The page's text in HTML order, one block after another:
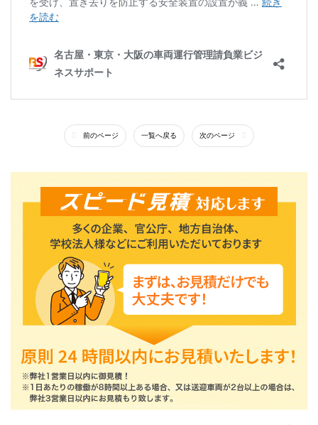
前のページ 一覧へ戻る 次のページ